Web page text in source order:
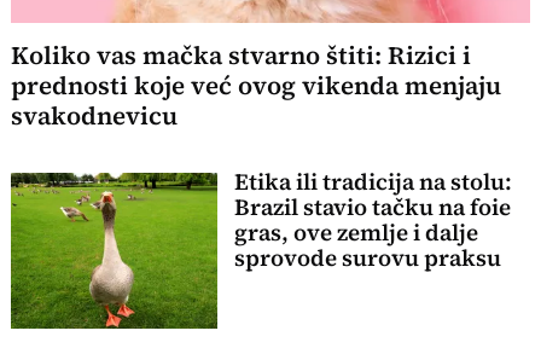
Koliko vas mačka stvarno štiti: Rizici i
prednosti koje već ovog vikenda menjaju
svakodnevicu
Etika ili tradicija na stolu:
Brazil stavio tačku na foie
gras, ove zemlje i dalje
sprovode surovu praksu